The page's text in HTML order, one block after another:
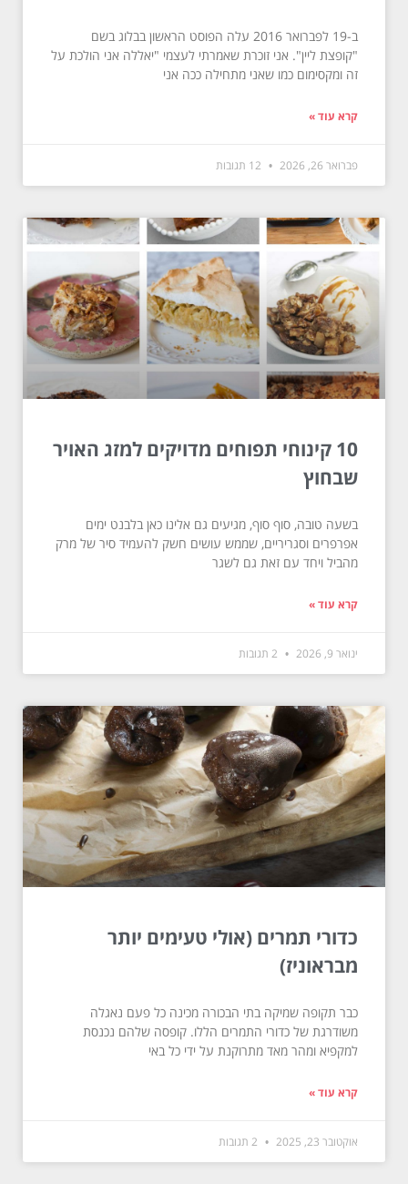
ב-19 לפברואר 2016 עלה הפוסט הראשון בבלוג בשם
"קופצת ליין". אני זוכרת שאמרתי לעצמי "יאללה אני הולכת על
זה ומקסימום כמו שאני מתחילה ככה אני
קרא עוד »
פברואר 26, 2026
10 קינוחי תפוחים מדויקים למזג האויר
שבחוץ
בשעה טובה, סוף סוף, מגיעים גם אלינו כאן בלבנט ימים
אפרפרים וסגריריים, שממש עושים חשק להעמיד סיר של מרק
מהביל ויחד עם זאת גם לשגר
קרא עוד »
ינואר 9, 2026
כדורי תמרים (אולי טעימים יותר
מבראוניז)
כבר תקופה שמיקה בתי הבכורה מכינה כל פעם נאגלה
משודרגת של כדורי התמרים הללו. קופסה שלהם נכנסת
למקפיא ומהר מאד מתרוקנת על ידי כל באי
קרא עוד »
אוקטובר 23, 2025